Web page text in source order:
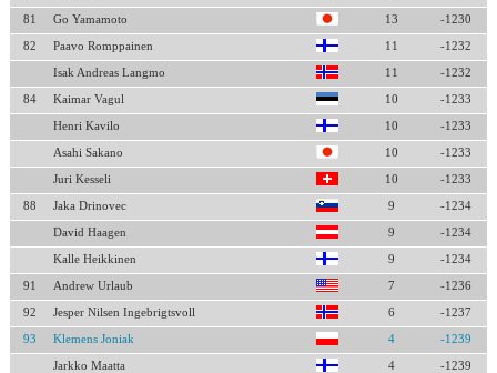
81 Go Yamamoto 13 -1230
82 Paavo Romppainen 11 -1232
Isak Andreas Langmo 11 -1232
84 Kaimar Vagul 10 -1233
Henri Kavilo 10 -1233
Asahi Sakano 10 -1233
Juri Kesseli 10 -1233
88 Jaka Drinovec 9 -1234
David Haagen 9 -1234
Kalle Heikkinen 9 -1234
91 Andrew Urlaub 7 -1236
92 Jesper Nilsen Ingebrigtsvoll 6 -1237
93 Klemens Joniak 4 -1239
Jarkko Maatta 4 -1239